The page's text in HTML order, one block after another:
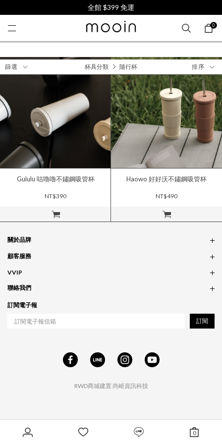
全館 $399 免運
0
0
篩選 排序
杯具分類 隨行杯
立即購買
Gululu 咕嚕嚕不鏽鋼吸管杯
NT$390
立即購買
Haowo 好好沃不鏽鋼吸管杯
NT$490
RWD商城建置 尚峪資訊科技
關於品牌
品牌概念
服務條款
實體門市
顧客服務
訂單問題
付款問題
配送問題
退貨問題
VVIP
會員政策
紅利累積
聯絡我們
合作相關
工作職缺
訂閱電子報
訂閱